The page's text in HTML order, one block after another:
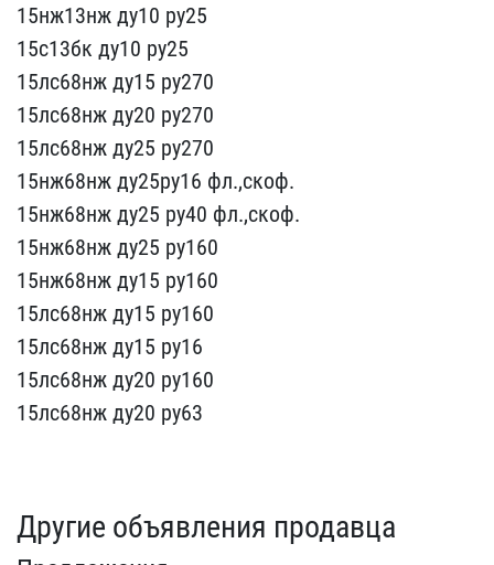
15нж13нж ду10 ру25​
15с13бк ду10 ру25
15лс6​8нж ду15 ру270
15лс68нж ​ду20 ру270
15лс68нж ду25​ ру270
15нж68нж ду25ру16​ фл.,скоф.
15нж68нж ду25​ ру40 фл.,скоф.
15нж68нж​ ду25 ру160
15нж68нж ду1​5 ру160
15лс68нж ду15 ру​160
15лс68нж ду15 ру16
1​5лс68нж ду20 ру160
15лс6​8нж ду20 ру63
Другие объявления продавца